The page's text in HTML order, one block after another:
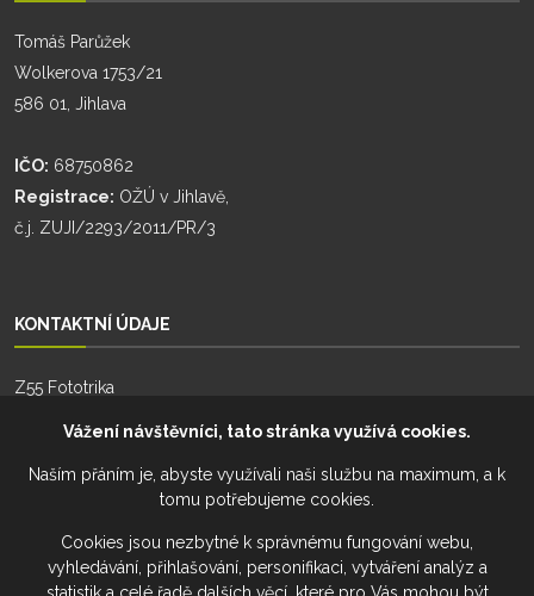
Tomáš Parůžek
Wolkerova 1753/21
586 01, Jihlava
IČO: 68750862
Registrace: OŽÚ v Jihlavě,
č.j. ZUJI/2293/2011/PR/3
KONTAKTNÍ ÚDAJE
Z55 Fototrika
+420 777 274 701
Telefon:+420 777 228 941
Email:fototrika@z55.cz
Vážení návštěvníci, tato stránka využívá cookies.
Naším přáním je, abyste využívali naši službu na maximum, a k
tomu potřebujeme cookies.
Cookies jsou nezbytné k správnému fungování webu,
vyhledávání, přihlašování, personifikaci, vytváření analýz a